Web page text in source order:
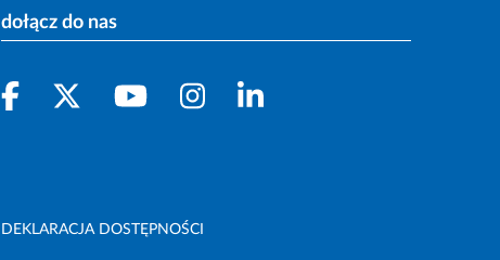
dołącz do nas
DEKLARACJA DOSTĘPNOŚCI